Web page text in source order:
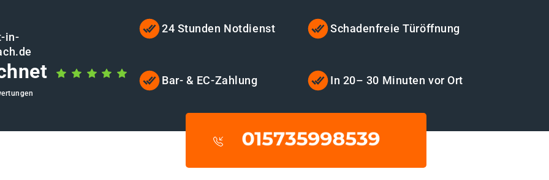
in-
24 Stunden Notdienst Schadenfreie Türöffnung
Bar- & EC-Zahlung In 20– 30 Minuten vor Ort